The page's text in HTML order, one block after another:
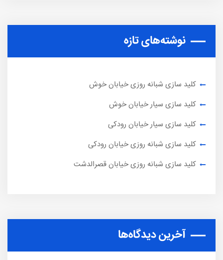
نوشته‌های تازه
کلید سازی شبانه روزی خیابان خوش
کلید سازی سیار خیابان خوش
کلید سازی سیار خیابان رودکی
کلید سازی شبانه روزی خیابان رودکی
کلید سازی شبانه روزی خیابان قصرالدشت
آخرین دیدگاه‌ها